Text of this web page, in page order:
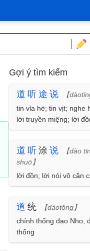
Gợi ý tìm kiếm
道 听 途 说
【
tin vỉa hè; tin vịt; nghe
lời truyền miệng; lời
道 听 涂 说
【dào
shuō】
lời đồn; lời nói vô căn
道 统
【dàotǒng】
chính thống đạo Nho;
thống